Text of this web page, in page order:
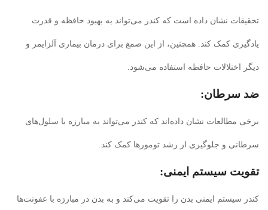
تحقیقات نشان داده است که کندر می‌تواند به بهبود حافظه و قدرت
یادگیری کمک کند. همچنین، از این صمغ برای درمان بیماری آلزایمر و
دیگر اختلالات حافظه استفاده می‌شود.
ضد سرطان:
برخی مطالعات نشان داده‌اند که کندر می‌تواند به مبارزه با سلول‌های
سرطانی و جلوگیری از رشد تومورها کمک کند.
تقویت سیستم ایمنی:
کندر سیستم ایمنی بدن را تقویت می‌کند و به بدن در مبارزه با عفونت‌ها